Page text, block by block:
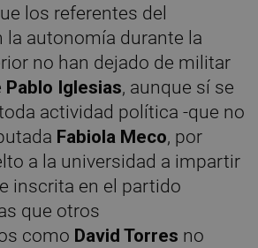
los referentes del
la autonomía durante la
no han dejado de militar
Pablo Iglesias, aunque sí se
actividad política -que no
Fabiola Meco, por
a la universidad a impartir
inscrita en el partido
que otros
como David Torres no